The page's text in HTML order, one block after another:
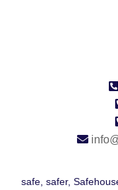
safe, safer,